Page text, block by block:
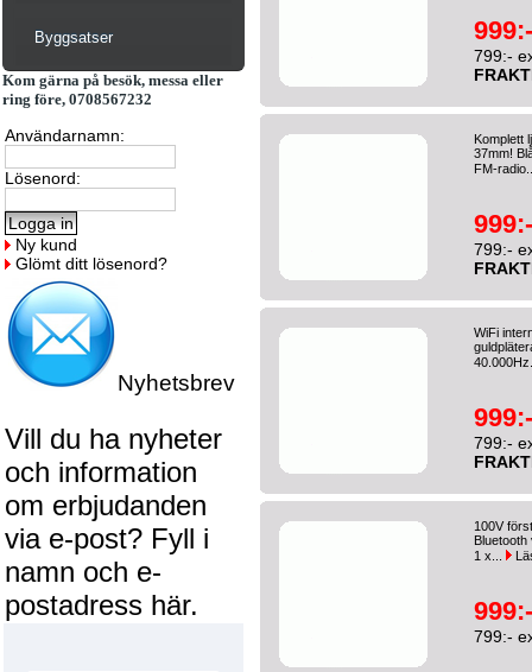
Byggsatser
Kom gärna på besök, messa eller
ring före, 0708567232
Användarnamn:
Lösenord:
Ny kund
Glömt ditt lösenord?
Nyhetsbrev
Vill du ha nyheter
och information
om erbjudanden
via e-post? Fyll i
namn och e-
postadress här.
999:-
799:-
Komplett
37mm!
FM-
999:-
799:-
WiFi
999:-
799:-
100V
1 x...
999:-
799:-